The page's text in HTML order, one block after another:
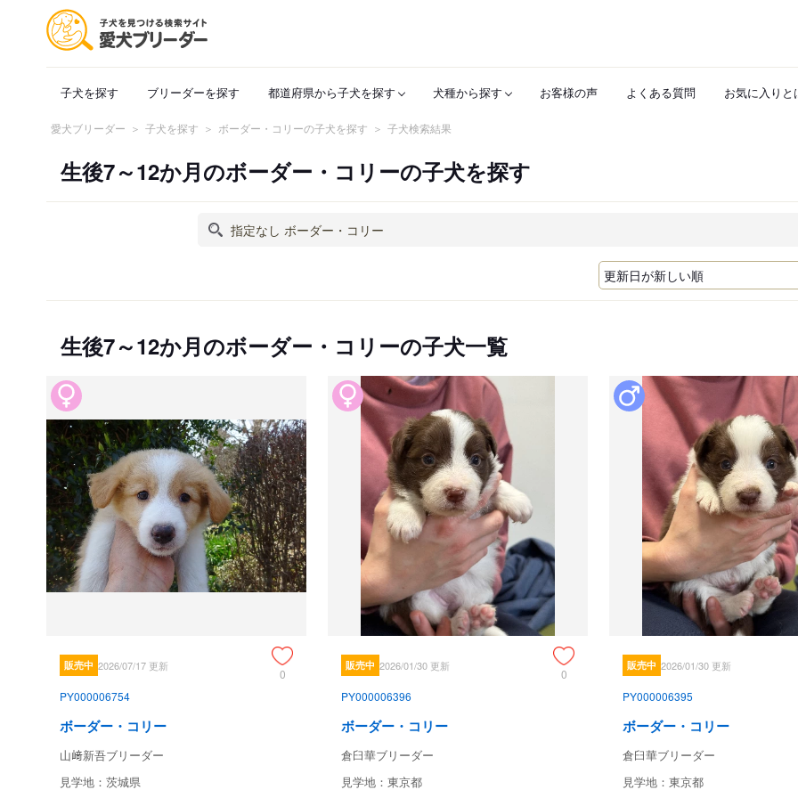
子犬を探す ブリーダーを探す 都道府県から子犬を探す 犬種から探す お客様の声 よくある質問 お気に入りと
愛犬ブリーダー 子犬を探す ボーダー・コリーの子犬を探す 子犬検索結果
生後7～12か月のボーダー・コリーの子犬を探す
生後7～12か月のボーダー・コリーの子犬一覧
販売中 2026/07/17 更新
0
PY000006754
ボーダー・コリー
山﨑新吾ブリーダー
見学地：茨城県
販売中 2026/01/30 更新
0
PY000006396
ボーダー・コリー
倉臼華ブリーダー
見学地：東京都
販売中 2026/01/30 更新
PY000006395
ボーダー・コリー
倉臼華ブリーダー
見学地：東京都